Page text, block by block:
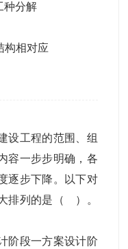
种分解
构相对应
设工程的范围、组
容一步步明确，各
逐步下降。以下对
排列的是（ ）。
阶段一方案设计阶